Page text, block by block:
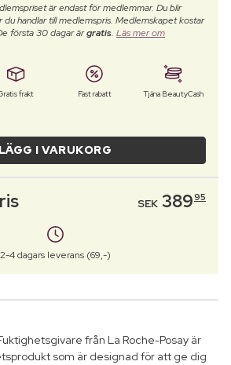
är endast för medlemmar. Du blir
handlar till medlemspris. Medlemskapet kostar
första 30 dagar ärgratis. Läs mer om
frakt Fast rabatt Tjäna BeautyCash
LÄGG I VARUKORG
SEK 38995
2-4 dagars leverans (69,-)
från La Roche-Posay är
som är designad för att ge dig